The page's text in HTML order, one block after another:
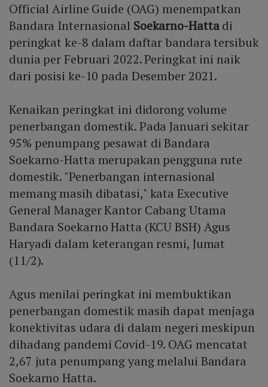
Official Airline Guide (OAG) menempatkan
Bandara Internasional Soekarno-Hattadi
peringkat ke-8 dalam daftar bandara tersibuk
dunia per Februari 2022. Peringkat ini naik
dari posisi ke-10 pada Desember 2021.
Kenaikan peringkat ini didorong volume
penerbangan domestik. Pada Januari sekitar
95% penumpang pesawat di Bandara
Soekarno-Hatta merupakan pengguna rute
domestik. "Penerbangan internasional
memang masih dibatasi," kata Executive
General Manager Kantor Cabang Utama
Bandara Soekarno Hatta (KCU BSH) Agus
Haryadi dalam keterangan resmi, Jumat
(11/2).
Agus menilai peringkat ini membuktikan
penerbangan domestik masih dapat menjaga
konektivitas udara di dalam negeri meskipun
dihadang pandemi Covid-19. OAG mencatat
2,67 juta penumpang yang melalui Bandara
Soekarno Hatta.